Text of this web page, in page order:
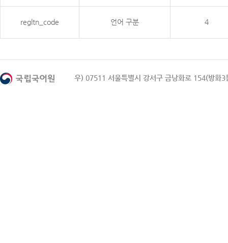
regltn_code 언어 구분 4
우) 07511 서울특별시 강서구 금낭화로 154(방화3